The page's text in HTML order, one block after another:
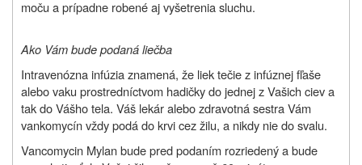
moču a prípadne robené aj vyšetrenia sluchu.
Ako Vám bude podaná liečba
Intravenózna infúzia znamená, že liek tečie z infúznej fľaše
alebo vaku prostredníctvom hadičky do jednej z Vašich ciev a
tak do Vášho tela. Váš lekár alebo zdravotná sestra Vám
vankomycín vždy podá do krvi cez žilu, a nikdy nie do svalu.
Vancomycin Mylan bude pred podaním rozriedený a bude